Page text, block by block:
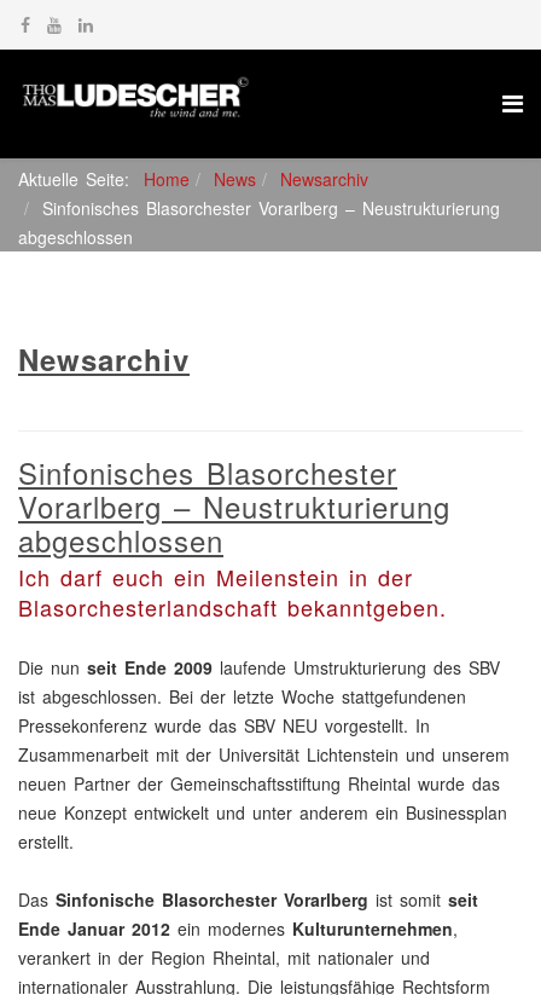
Aktuelle Seite: Home News
Newsarchiv
Sinfonisches Blasorchester Vorarlberg – Neustrukturierung
abgeschlossen
Newsarchiv
Sinfonisches Blasorchester
Vorarlberg – Neustrukturierung
abgeschlossen
Ich darf euch ein Meilenstein in der
Blasorchesterlandschaft bekanntgeben.
Die nun seit Ende 2009 laufende Umstrukturierung des SBV
ist abgeschlossen. Bei der letzte Woche stattgefundenen
Pressekonferenz wurde das SBV NEU vorgestellt. In
Zusammenarbeit mit der Universität Lichtenstein und unserem
neuen Partner der Gemeinschaftsstiftung Rheintal wurde das
neue Konzept entwickelt und unter anderem ein Businessplan
erstellt.
Das Sinfonische Blasorchester Vorarlberg ist somit seit
Ende Januar 2012 ein modernes Kulturunternehmen,
verankert in der Region Rheintal, mit nationaler und
internationaler Ausstrahlung. Die leistungsfähige Rechtsform